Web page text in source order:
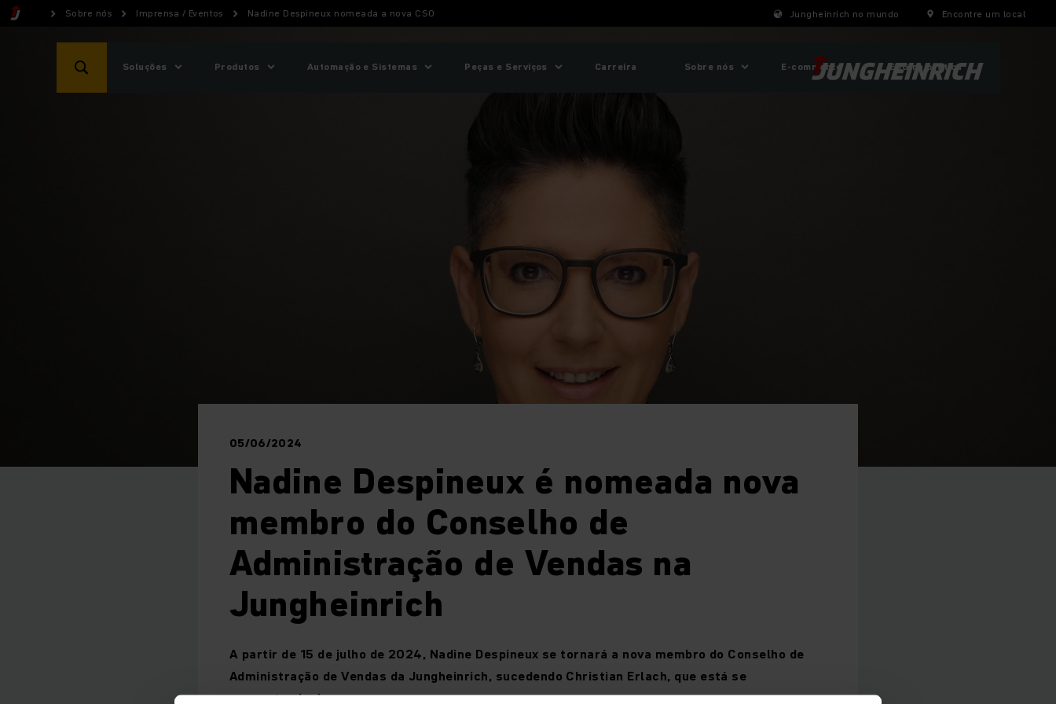
Sobre nós Imprensa / Eventos Nadine Despineux nomeada a nova CSO Jungheinrich no mundo Encontre um local
Soluções Produtos Automação e Sistemas Peças e Serviços Carreira Sobre nós E-commerce ESG na prática
05/06/2024
Nadine Despineux é nomeada nova
membro do Conselho de
Administração de Vendas na
Jungheinrich
A partir de 15 de julho de 2024, Nadine Despineux se tornará a nova membro do Conselho de
Administração de Vendas da Jungheinrich, sucedendo Christian Erlach, que está se
aposentando da empresa.